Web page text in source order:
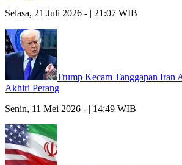
Selasa, 21 Juli 2026 - | 21:07 WIB
Trump Kecam Tanggapan Iran
Akhiri Perang
Senin, 11 Mei 2026 - | 14:49 WIB